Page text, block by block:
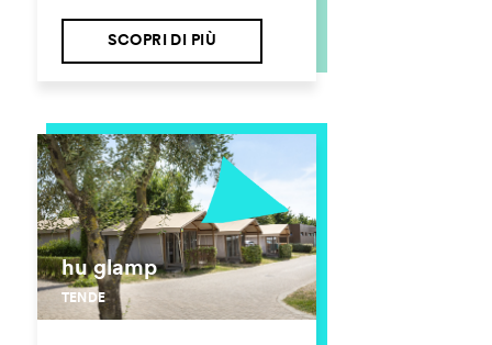
SCOPRI DI PIÙ
hu glamp
TENDE